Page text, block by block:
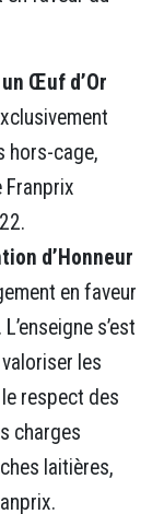
Œuf d’Or
hors-cage,
d’Honneur
en faveur
s’est
les
respect des
charges
laitières,